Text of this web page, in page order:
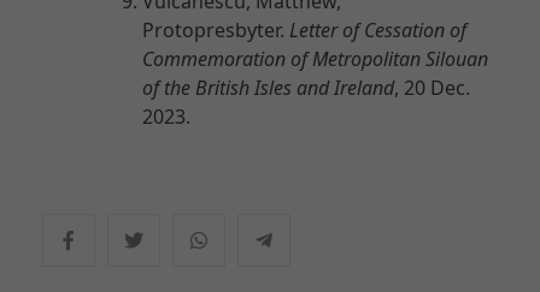
Protopresbyter. Letter of Cessation of
Commemoration of Metropolitan Silouan
of the British Isles and Ireland, 20 Dec.
2023.